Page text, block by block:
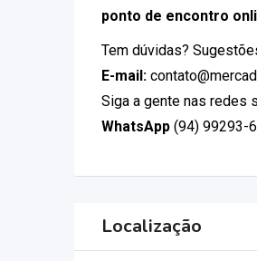
ponto de encontro
Tem dúvidas?
E-mail:
Siga a gente nas redes
WhatsApp (94) 99293-
Localização